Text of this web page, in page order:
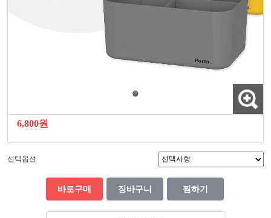
6,800원
선택옵션
바로구매 장바구니 찜하기